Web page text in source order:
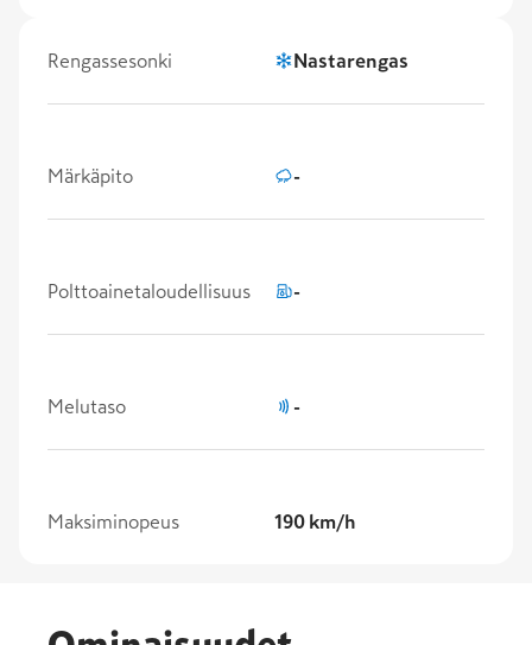
Rengassesonki Nastarengas
Märkäpito -
Polttoainetaloudellisuus -
Melutaso -
Maksiminopeus 190 km/h